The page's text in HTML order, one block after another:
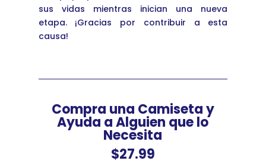
sus vidas mientras inician una nueva
etapa. ¡Gracias por contribuir a esta
causa!
Compra una Camiseta y
Ayuda a Alguien que lo
Necesita
$27.99